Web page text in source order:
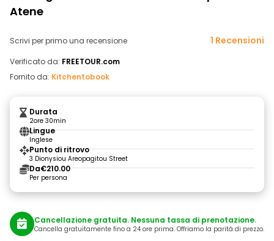
Atene
Scrivi per primo una recensione 1 Recensioni
Verificato da: FREETOUR.com
Fornito da: Kitchentobook
Durata
2ore 30min
Lingue
Inglese
Punto di ritrovo
3 Dionysiou Areopagitou Street
Da€210.00
Per persona
Cancellazione gratuita. Nessuna tassa di prenotazione.
Cancella gratuitamente fino a 24 ore prima. Offriamo la parità di prezzo.